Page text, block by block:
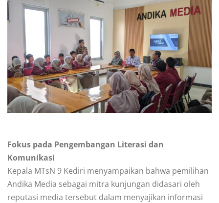
Fokus pada Pengembangan Literasi dan
Komunikasi
Kepala MTsN 9 Kediri menyampaikan bahwa pemilihan
Andika Media sebagai mitra kunjungan didasari oleh
reputasi media tersebut dalam menyajikan informasi